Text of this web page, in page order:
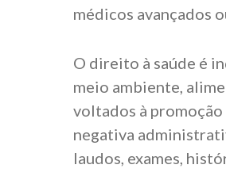
médicos avançados
O direito à saúde é
meio ambiente,
voltados à promoção
negativa
laudos, exames,